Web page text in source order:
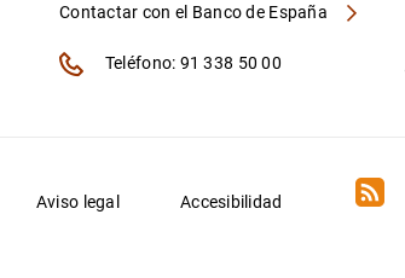
Contactar con el Banco de España
Teléfono: 91 338 50 00
Aviso legal Accesibilidad RSS